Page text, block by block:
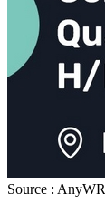
Source : AnyWR